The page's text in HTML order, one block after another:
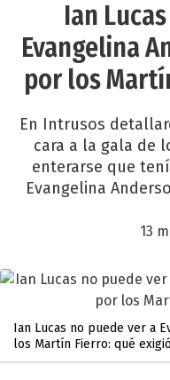
Ian
Evangelina
por los
En Intrusos
cara a la gala de
enterarse que
Evangelina
13
Ian Lucas no puede ver a
los Martín Fierro: qué exigió